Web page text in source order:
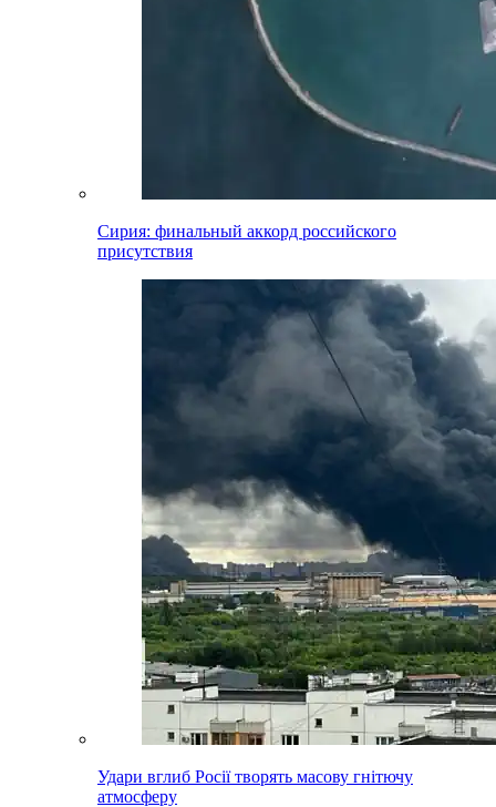
Сирия: финальный аккорд российского
присутствия
Удари вглиб Росії творять масову гнітючу
атмосферу